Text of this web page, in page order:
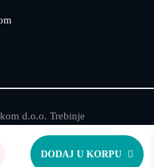
DODAJ U KORPU
d.o.o. Trebinje
0